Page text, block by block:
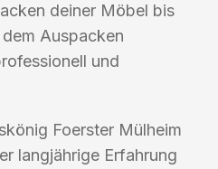
deiner Möbel bis
Auspacken
und
Foerster Mülheim
langjährige Erfahrung